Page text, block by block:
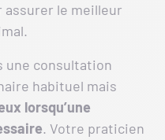
le meilleur
une consultation
habituel mais
lorsqu’une
. Votre praticien